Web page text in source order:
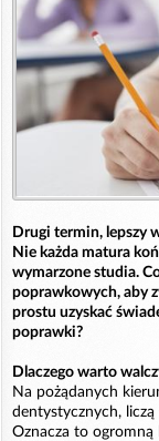
Drugi termin, lepszy
Nie każda matura
wymarzone studia.
poprawkowych, aby
prostu uzyskać
poprawki?
Dlaczego warto
Na pożądanych
dentystycznych,
Oznacza to ogromną